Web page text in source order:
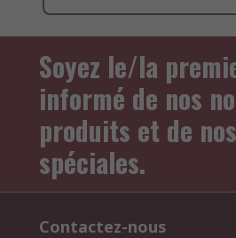
Soyez le/la
informé de nos
produits et de
spéciales.
Contactez-nous